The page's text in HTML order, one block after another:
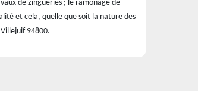
de zingueries ; le ramonage de
et cela, quelle que soit la nature des
94800.